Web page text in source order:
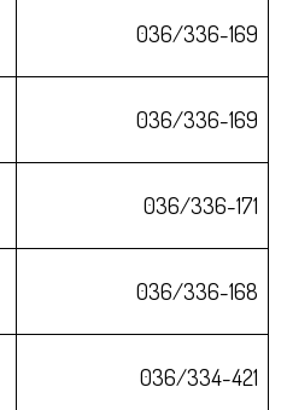
036/336-169
036/336-169
036/336-171
036/336-168
036/334-421